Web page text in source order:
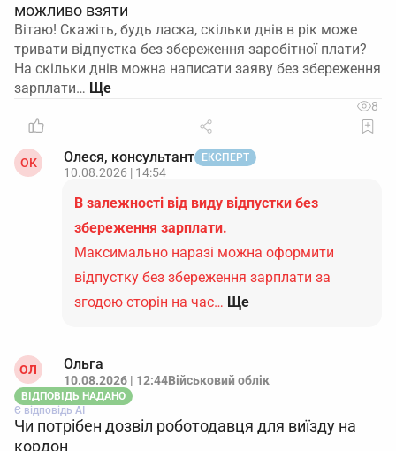
можливо взяти
Вітаю! Скажіть, будь ласка, скільки днів в рік може
тривати відпустка без збереження заробітної плати?
На скільки днів можна написати заяву без збереження
зарплати…
8
ОК Олеся, консультант ЕКСПЕРТ
10.08.2026 | 14:54
В залежності від виду відпустки без
збереження зарплати.
Максимально наразі можна оформити
відпустку без збереження зарплати за
згодою сторін на час… Ще
ОЛ Ольга
10.08.2026 | 12:44Військовий облік
ВІДПОВІДЬ НАДАНО
Є відповідь АІ
Чи потрібен дозвіл роботодавця для виїзду на
кордон